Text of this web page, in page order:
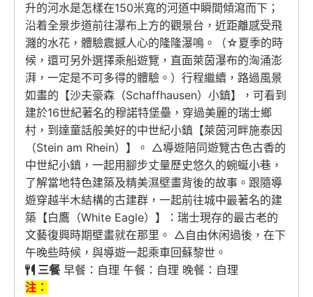
升的河水是怎樣在150米寬的河道中瞬間傾瀉而下；
沿着全景步道前往瀑布上方的觀景台，近距離感受飛
濺的水花，體驗震撼人心的隆隆瀑鳴。（☆夏季的時
候，還可另外選擇乘船遊覽，直面萊茵瀑布的洶涌澎
湃，一定是不可多得的體驗。）行程繼續，路過風景
如畫的【沙夫豪森（Schaffhausen）小鎮】，可看到
建於16世紀著名的穆諾特堡壘，穿過美麗的瑞士鄉
村，到達童話般美好的中世紀小鎮【萊茵河畔施泰因
（Stein am Rhein）】。 △導遊陪同遊覽古色古香的
中世紀小鎮，一起用腳步丈量歷史悠久的蜿蜒小巷，
了解當地特色建築及精美濕壁畫背後的故事。跟隨導
遊穿越半木結構的古建群，一起前往城中最著名的建
築【白鷹（White Eagle）】：瑞士現存的最古老的
文藝復興時期壁畫就在那里。 △自由休闲過後，在下
午晚些時候，與導遊一起乘車回蘇黎世。
三餐早餐：自理 午餐：自理 晚餐：自理
注：